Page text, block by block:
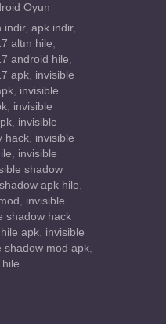
Oyun
indir, apk indir,
altın hile
android hile
apk invisible
invisible
invisible
invisible
hack invisible
invisible
shadow
apk hile
invisible
shadow hack
apk invisible
shadow mod apk